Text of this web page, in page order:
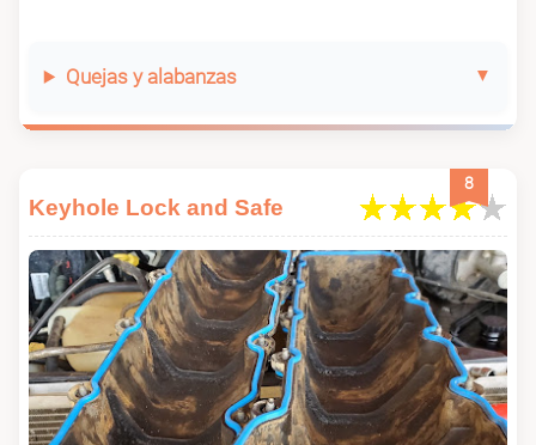
Quejas y alabanzas
8
Keyhole Lock and Safe